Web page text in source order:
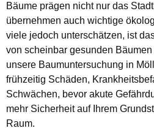
Bäume prägen nicht nur das
übernehmen auch wichtige
viele jedoch unterschätzen, ist
von scheinbar gesunden
unsere Baumuntersuchung in
frühzeitig Schäden,
Schwächen, bevor akute
mehr Sicherheit auf Ihrem
Raum.